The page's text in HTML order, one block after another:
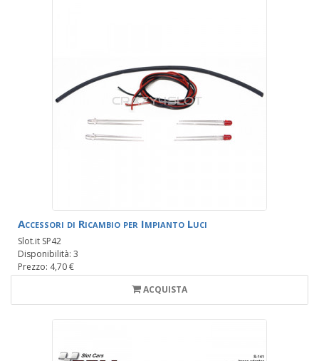
Accessori di Ricambio per Impianto Luci
Slot.it SP42
Disponibilità: 3
Prezzo: 4,70 €
ACQUISTA